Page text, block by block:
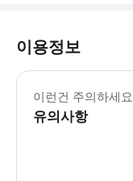
이용정보
이런건 주의하세요
유의사항